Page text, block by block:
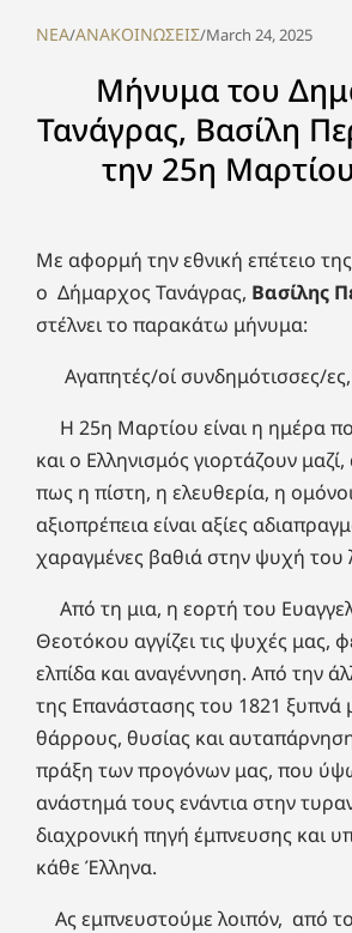
NEA/ΑΝΑΚΟΙΝΩΣΕΙΣ/March 24, 2025
Μήνυμα του
Τανάγρας, Βασίλη
την 25η
Με αφορμή την εθνική επέτειο
ο Δήμαρχος Τανάγρας, Βασίλης
στέλνει το παρακάτω μήνυμα:
Αγαπητές/οί συνδημότισσες/ες,
Η 25η Μαρτίου είναι η ημέρα
και ο Ελληνισμός γιορτάζουν
πως η πίστη, η ελευθερία, η
αξιοπρέπεια είναι αξίες
χαραγμένες βαθιά στην ψυχή του
Από τη μια, η εορτή του
Θεοτόκου αγγίζει τις ψυχές μας,
ελπίδα και αναγέννηση. Από την
της Επανάστασης του 1821 ξυπνά
θάρρους, θυσίας και
πράξη των προγόνων μας, που
ανάστημά τους ενάντια στην
διαχρονική πηγή έμπνευσης και
κάθε Έλληνα.
Ας εμπνευστούμε λοιπόν, από